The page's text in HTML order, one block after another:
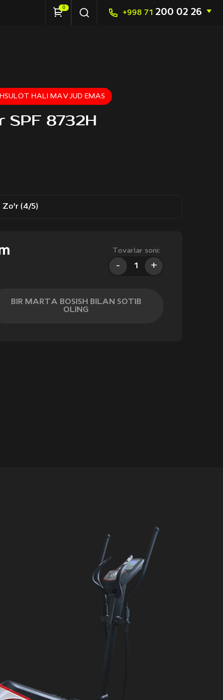
0
+998 71 200 02 26
HALI MAVJUD EMAS
SPF 8732H
Zo'r (4/5)
Tovarlar soni:
- +
BIR MARTA BOSISH BILAN SOTIB
OLING